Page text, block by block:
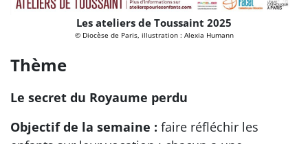
Les ateliers de Toussaint 2025
© Diocèse de Paris, illustration : Alexia Humann
Thème
Le secret du Royaume perdu
Objectif de la semaine : faire réfléchir les